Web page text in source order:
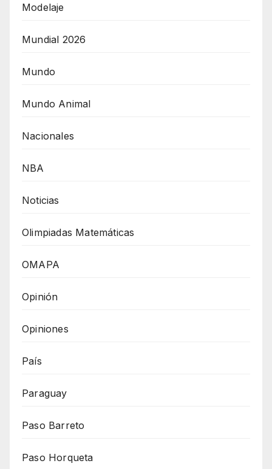
Modelaje
Mundial 2026
Mundo
Mundo Animal
Nacionales
NBA
Noticias
Olimpiadas Matemáticas
OMAPA
Opinión
Opiniones
País
Paraguay
Paso Barreto
Paso Horqueta